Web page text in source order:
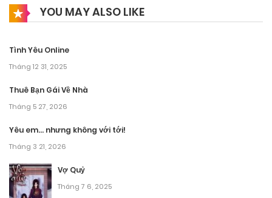
YOU MAY ALSO LIKE
Tình Yêu Online
Tháng 12 31, 2025
Thuê Bạn Gái Về Nhà
Tháng 5 27, 2026
Yêu em… nhưng không với tới!
Tháng 3 21, 2026
Vợ Quỷ
Tháng 7 6, 2025